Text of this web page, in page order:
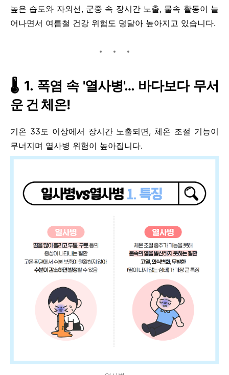
높은 습도와 자외선, 군중 속 장시간 노출, 물속 활동이 늘
어나면서 여름철 건강 위험도 덩달아 높아지고 있습니다.
🌡️ 1. 폭염 속 '열사병'… 바다보다 무서
운 건 체온!
기온 33도 이상에서 장시간 노출되면, 체온 조절 기능이
무너지며 열사병 위험이 높아집니다.